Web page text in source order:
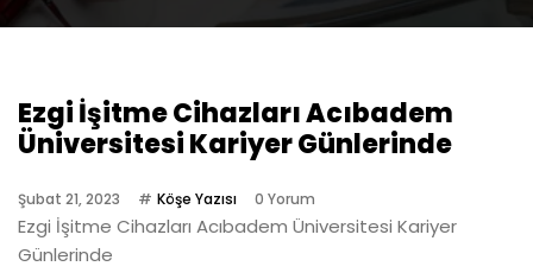
Ezgi İşitme Cihazları Acıbadem
Üniversitesi Kariyer Günlerinde
Şubat 21, 2023 Köşe Yazısı 0 Yorum
Ezgi İşitme Cihazları Acıbadem Üniversitesi Kariyer
Günlerinde